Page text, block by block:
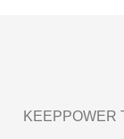
KEEPPOWER